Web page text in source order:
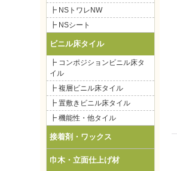
┣ NSトワレNW
┣ NSシート
ビニル床タイル
┣ コンポジションビニル床タ
イル
┣ 複層ビニル床タイル
┣ 置敷きビニル床タイル
┣ 機能性・他タイル
接着剤・ワックス
巾木・立面仕上げ材